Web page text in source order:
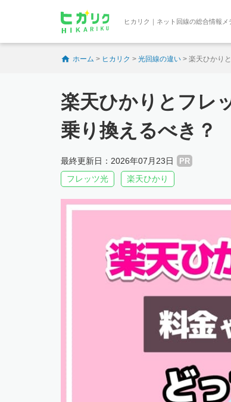
ヒカリク｜ネット回線の総合情報メ
ホーム > ヒカリク > 光回線の違い > 楽天ひかり
楽天ひかりとフレ
乗り換えるべき？
最終更新日：2026年07月23日 PR
フレッツ光 楽天ひかり